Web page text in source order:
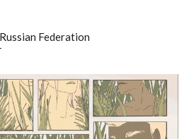
Russian Federation